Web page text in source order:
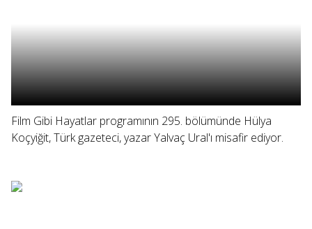
Film Gibi Hayatlar programının 295. bölümünde Hülya
Koçyiğit, Türk gazeteci, yazar Yalvaç Ural'ı misafir ediyor.